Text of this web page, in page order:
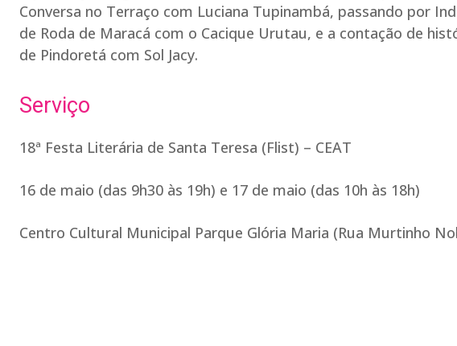
Conversa no Terraço com Luciana Tupinambá, passando por
de Roda de Maracá com o Cacique Urutau, e a contação de
de Pindoretá com Sol Jacy.
Serviço
18ª Festa Literária de Santa Teresa (Flist) – CEAT
16 de maio (das 9h30 às 19h) e 17 de maio (das 10h às 18h)
Centro Cultural Municipal Parque Glória Maria (Rua Murtinho